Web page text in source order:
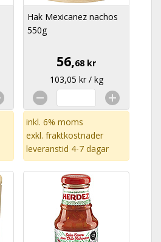
Hak Mexicanez nachos
550g
56,68 kr
103,05 kr / kg
inkl. 6% moms
exkl. fraktkostnader
leveranstid 4-7 dagar